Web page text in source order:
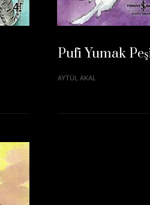
Pufi Yumak
AYTÜL AKAL